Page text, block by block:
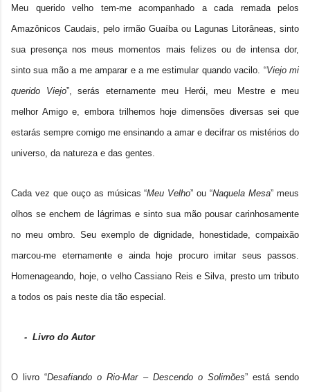
Meu querido velho tem-me acompanhado a cada remada pelos
Amazônicos Caudais, pelo irmão Guaíba ou Lagunas Litorâneas, sinto
sua presença nos meus momentos mais felizes ou de intensa dor,
sinto sua mão a me amparar e a me estimular quando vacilo. “Viejo mi
querido Viejo”, serás eternamente meu Herói, meu Mestre e meu
melhor Amigo e, embora trilhemos hoje dimensões diversas sei que
estarás sempre comigo me ensinando a amar e decifrar os mistérios do
universo, da natureza e das gentes.
Cada vez que ouço as músicas “Meu Velho” ou “Naquela Mesa” meus
olhos se enchem de lágrimas e sinto sua mão pousar carinhosamente
no meu ombro. Seu exemplo de dignidade, honestidade, compaixão
marcou-me eternamente e ainda hoje procuro imitar seus passos.
Homenageando, hoje, o velho Cassiano Reis e Silva, presto um tributo
a todos os pais neste dia tão especial.
- Livro do Autor
O livro “Desafiando o Rio-Mar – Descendo o Solimões” está sendo